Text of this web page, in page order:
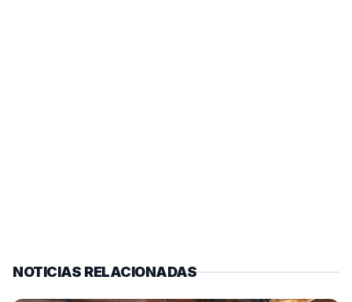
NOTICIAS RELACIONADAS